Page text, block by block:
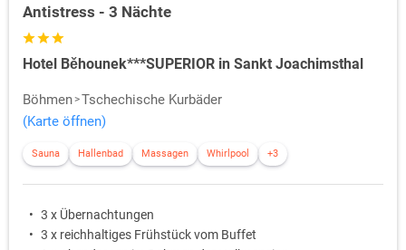
Antistress - 3 Nächte
Hotel Běhounek***SUPERIOR in Sankt Joachimsthal
Böhmen Tschechische Kurbäder
(Karte öffnen)
Sauna Hallenbad Massagen Whirlpool +3
3 x Übernachtungen
3 x reichhaltiges Frühstück vom Buffet